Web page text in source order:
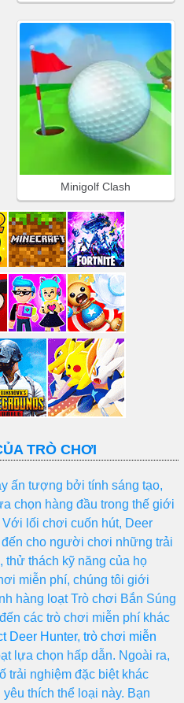
Minigolf Clash
TRÒ CHƠI
ấn tượng bởi tính sáng tạo,
chọn hàng đầu trong thế giới
lối chơi cuốn hút, Deer
cho người chơi những trải
thử thách kỹ năng của họ
miễn phí, chúng tôi giới
hàng loạt Trò chơi Bắn Súng
các trò chơi miễn phí khác
Deer Hunter, trò chơi miễn
lựa chọn hấp dẫn. Ngoài ra,
trải nghiệm đặc biệt khác
thích thể loại này. Bạn